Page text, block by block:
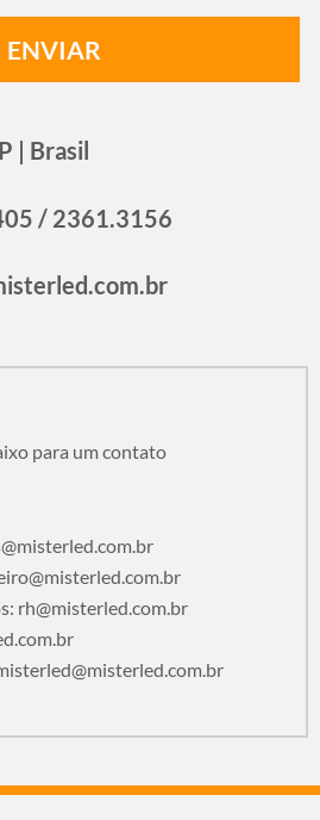
| Brasil
/ 2361.3156
para um contato
rh@misterled.com.br